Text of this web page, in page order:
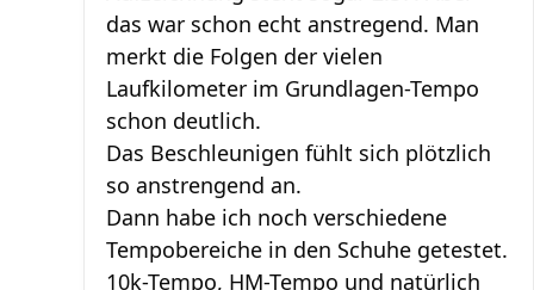
das war schon echt anstregend. Man
merkt die Folgen der vielen
Laufkilometer im Grundlagen-Tempo
schon deutlich.
Das Beschleunigen fühlt sich plötzlich
so anstrengend an.
Dann habe ich noch verschiedene
Tempobereiche in den Schuhe getestet.
10k-Tempo, HM-Tempo und natürlich